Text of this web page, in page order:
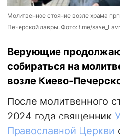
Молитвенное стояние возле храма
Печерской лавры. Фото: t.me/
Верующие
собираться на
возле Киево-
После молитвенного
2024 года священник
Православной Церкви